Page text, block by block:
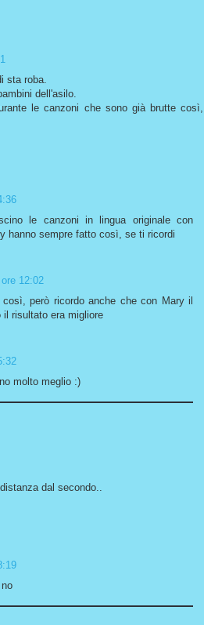
sta roba.
dell'asilo.
le canzoni che sono già brutte così,
le canzoni in lingua originale con
hanno sempre fatto così, se ti ricordi
12:02
però ricordo anche che con Mary il
il risultato era migliore
molto meglio :)
dal secondo..